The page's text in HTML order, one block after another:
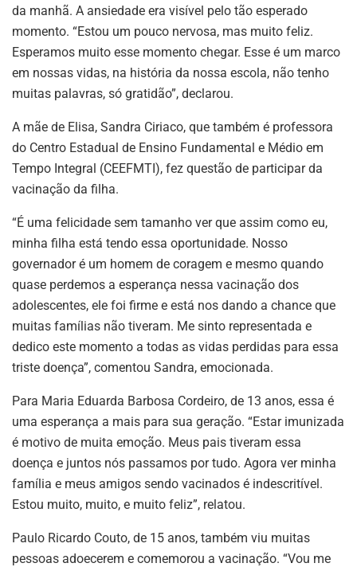
da manhã. A ansiedade era visível pelo tão esperado
momento. “Estou um pouco nervosa, mas muito feliz.
Esperamos muito esse momento chegar. Esse é um marco
em nossas vidas, na história da nossa escola, não tenho
muitas palavras, só gratidão”, declarou.
A mãe de Elisa, Sandra Ciriaco, que também é professora
do Centro Estadual de Ensino Fundamental e Médio em
Tempo Integral (CEEFMTI), fez questão de participar da
vacinação da filha.
“É uma felicidade sem tamanho ver que assim como eu,
minha filha está tendo essa oportunidade. Nosso
governador é um homem de coragem e mesmo quando
quase perdemos a esperança nessa vacinação dos
adolescentes, ele foi firme e está nos dando a chance que
muitas famílias não tiveram. Me sinto representada e
dedico este momento a todas as vidas perdidas para essa
triste doença”, comentou Sandra, emocionada.
Para Maria Eduarda Barbosa Cordeiro, de 13 anos, essa é
uma esperança a mais para sua geração. “Estar imunizada
é motivo de muita emoção. Meus pais tiveram essa
doença e juntos nós passamos por tudo. Agora ver minha
família e meus amigos sendo vacinados é indescritível.
Estou muito, muito, e muito feliz”, relatou.
Paulo Ricardo Couto, de 15 anos, também viu muitas
pessoas adoecerem e comemorou a vacinação. “Vou me